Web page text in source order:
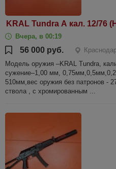
KRAL Tundra А кал. 12/76
Вчера, в 00:19
56 000 руб.
Модель оружия –KRAL Tundra,
сужение–1,00 мм,
510мм,вес оружия без патронов -
ствола , с хромированным ...